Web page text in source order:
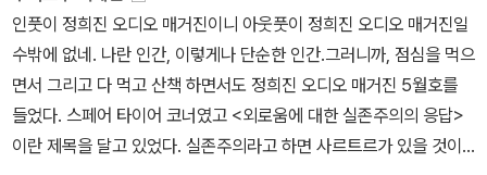
않는다. 예를 들어 ‘여자는 다 그래/여자는 다 똑같아/여자는 그래도
돼’ 등등 여성을 생물학적 존재(집단)로만 보기에 성폭력이 일어난다
(성폭력이 여성주의에서 중요한 이유). 식민주의는 결국 편견과 고정
관념을 강화한다. 우리는 편견을 당하기도 하고 행사하기도 하는 존
재(쌤은 당신도 이런저런 편견이 있다고 하시면서 “개량한복 입은 중
어서, 문을 열자마자 완전히 다른 풍경이 펼쳐지는 장소를 보여드리
고 싶었다. 《암스테르담》도 같은 의미로 산건데, 음 … 이건 딱히 내가
안샀어도 됐을 것 같다는 생각이 들지만, 이미 샀으니 할 수 없다.《나
에게 거짓을 말하지 마라》이거 어디서 보고 왜 담아놨는지 모르겠
네? 여하튼 샀다. 《캐스터브리지의 사랑》은 친애하는 서재 지인 ㅈㅈ
상할 만큼 현재의 미국 문학을 대표하는 작가 중 한 사람. 나는 사실
이 아메리카 원주민의 삶에 천착한다는 점에서 선뜻 손이 안 갔는
데..........(어쩐지 예상되는 이야기라고나 할까....) 이 작품을 읽고 좋
으면 본격적으로 이 작가의 작품을 파볼 생각이다. “작가의 빛나는 최
고작”이라는 평가를 받고 있다고. 데이먼 갤것, <약속> 굵직한 책이
또 한 권 나왔다. 이 책은 2021년 부커상 수상작. 2021년의 퓰리처상
인풋이 정희진 오디오 매거진이니 아웃풋이 정희진 오디오 매거진일
수밖에 없네. 나란 인간, 이렇게나 단순한 인간.그러니까, 점심을 먹으
면서 그리고 다 먹고 산책 하면서도 정희진 오디오 매거진 5월호를
들었다. 스페어 타이어 코너였고 <외로움에 대한 실존주의의 응답>
이란 제목을 달고 있었다. 실존주의라고 하면 사르트르가 있을 것이